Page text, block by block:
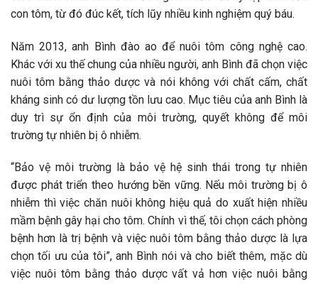
con tôm, từ đó đúc kết, tích lũy nhiều kinh nghiệm quý báu.
Năm 2013, anh Bình đào ao để nuôi tôm công nghệ cao.
Khác với xu thế chung của nhiều người, anh Bình đã chọn việc
nuôi tôm bằng thảo dược và nói không với chất cấm, chất
kháng sinh có dư lượng tồn lưu cao. Mục tiêu của anh Bình là
duy trì sự ổn định của môi trường, quyết không để môi
trường tự nhiên bị ô nhiễm.
“Bảo vệ môi trường là bảo vệ hệ sinh thái trong tự nhiên
được phát triển theo hướng bền vững. Nếu môi trường bị ô
nhiễm thì việc chăn nuôi không hiệu quả do xuất hiện nhiều
mầm bệnh gây hại cho tôm. Chính vì thế, tôi chọn cách phòng
bệnh hơn là trị bệnh và việc nuôi tôm bằng thảo dược là lựa
chọn tối ưu của tôi”, anh Bình nói và cho biết thêm, mặc dù
việc nuôi tôm bằng thảo dược vất vả hơn việc nuôi bằng